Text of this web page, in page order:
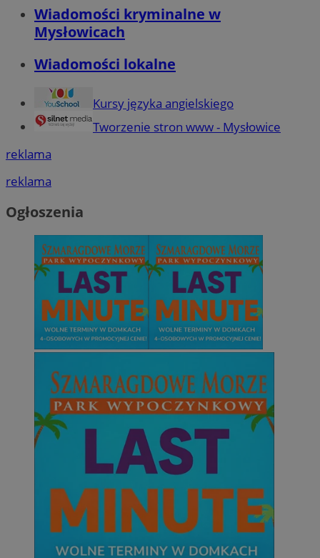
Wiadomości kryminalne w
Mysłowicach
Wiadomości lokalne
Kursy języka angielskiego
Tworzenie stron www - Mysłowice
reklama
reklama
Ogłoszenia